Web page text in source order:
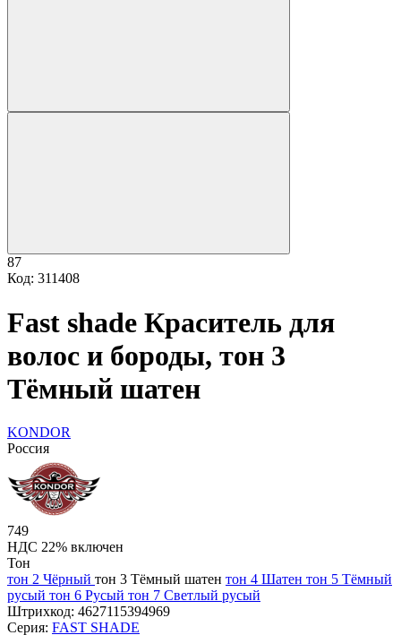
87
Код: 311408
Fast shade Краситель для
волос и бороды, тон 3
Тёмный шатен
KONDOR
Россия
749
НДС 22% включен
Тон
тон 2 Чёрный тон 3 Тёмный шатен тон 4 Шатен тон 5 Тёмный
русый тон 6 Русый тон 7 Светлый русый
Штрихкод: 4627115394969
Серия: FAST SHADE